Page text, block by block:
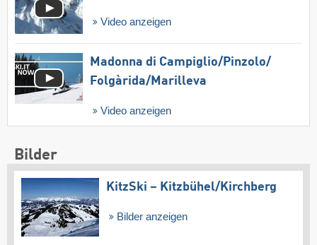
Video anzeigen
Madonna di Campiglio/​Pinzolo/​
Folgàrida/​Marilleva
Video anzeigen
Bilder
KitzSki – Kitzbühel/​Kirchberg
Bilder anzeigen